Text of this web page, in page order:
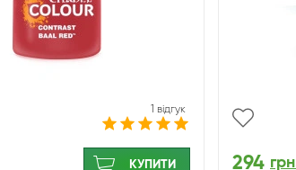
1 відгук
КУПИТИ 294